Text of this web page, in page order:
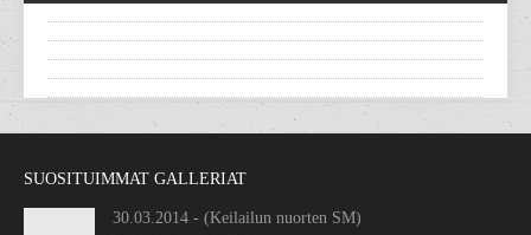
SUOSITUIMMAT GALLERIAT
30.03.2014 - (Keilailun nuorten SM)